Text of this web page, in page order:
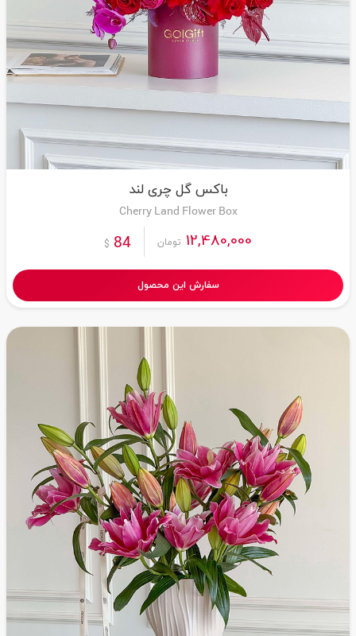
باکس گل چری لند
Cherry Land Flower Box
12,480,000 تومان 84
$
سفارش این محصول